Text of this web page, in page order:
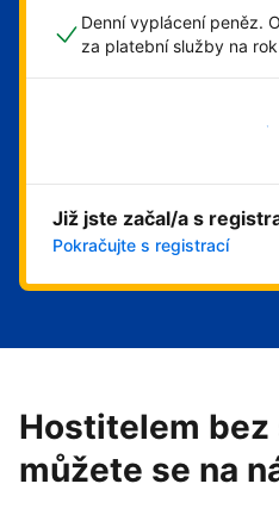
Denní vyplácení peněz.
za platební služby na
Začít hned
Již jste začal/a s
Pokračujte s registrací
Hostitelem bez
můžete se na